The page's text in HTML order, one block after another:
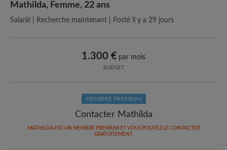
Mathilda, Femme, 22 ans
Salarié | Recherche maintenant | Posté il y a 29 jours
1.300 € par mois
BUDGET
MEMBRE PREMIUM
Contacter Mathilda
MATHILDA EST UN MEMBRE PREMIUM ET VOUS POUVEZ LE CONTACTER
GRATUITEMENT